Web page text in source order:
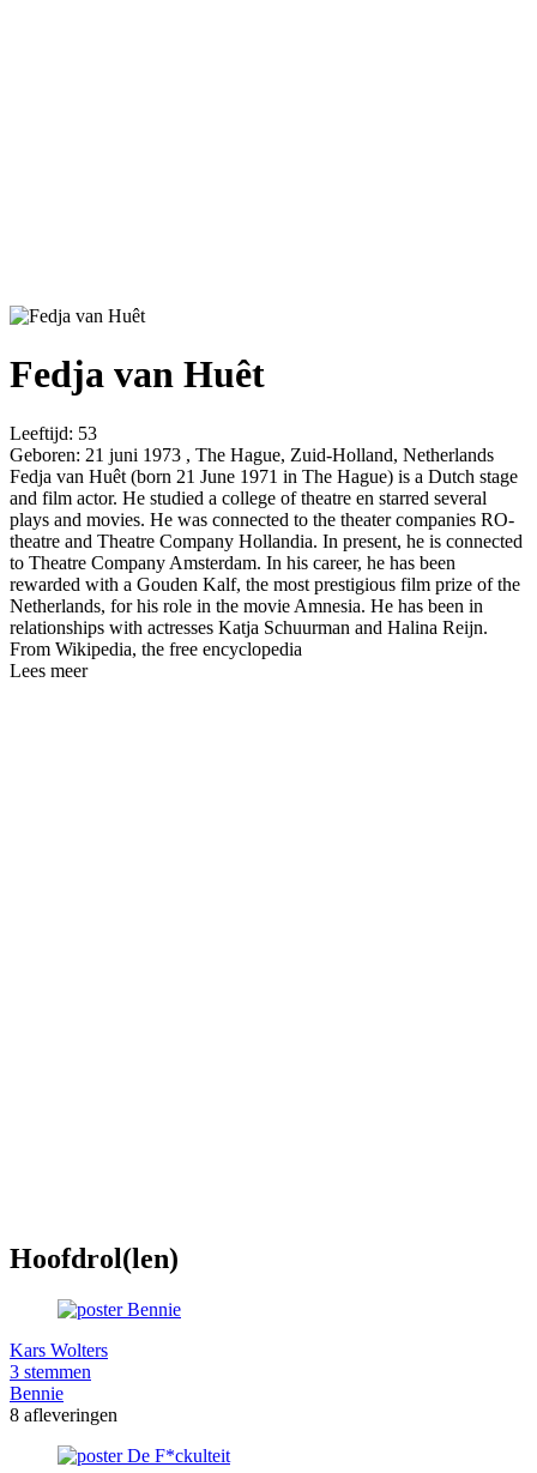
Fedja van Huêt
Leeftijd: 53
Geboren: 21 juni 1973 , The Hague, Zuid-Holland, Netherlands
Fedja van Huêt (born 21 June 1971 in The Hague) is a Dutch stage
and film actor. He studied a college of theatre en starred several
plays and movies. He was connected to the theater companies RO-
theatre and Theatre Company Hollandia. In present, he is connected
to Theatre Company Amsterdam. In his career, he has been
rewarded with a Gouden Kalf, the most prestigious film prize of the
Netherlands, for his role in the movie Amnesia. He has been in
relationships with actresses Katja Schuurman and Halina Reijn.
From Wikipedia, the free encyclopedia
Lees meer
Hoofdrol(len)
Kars Wolters
3 stemmen
Bennie
8 afleveringen